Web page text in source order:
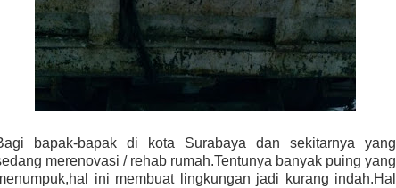
bapak-bapak di kota Surabaya dan sekitarnya yang
merenovasi / rehab rumah.Tentunya banyak puing yang
ini membuat lingkungan jadi kurang indah.Hal